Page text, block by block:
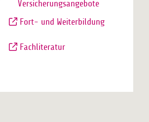
Versicherungsangebote
Fort- und Weiterbildung
Fachliteratur